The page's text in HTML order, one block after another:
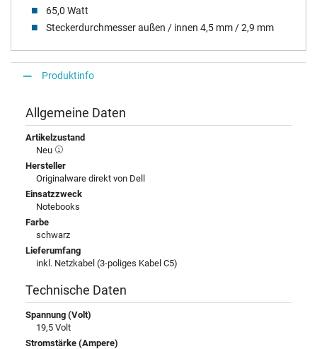
65,0 Watt
Steckerdurchmesser außen / innen 4,5 mm / 2,9 mm
Produktinfo
Allgemeine Daten
Artikelzustand
Neu
Hersteller
Originalware direkt von Dell
Einsatzzweck
Notebooks
Farbe
schwarz
Lieferumfang
inkl. Netzkabel (3-poliges Kabel C5)
Technische Daten
Spannung (Volt)
19,5 Volt
Stromstärke (Ampere)